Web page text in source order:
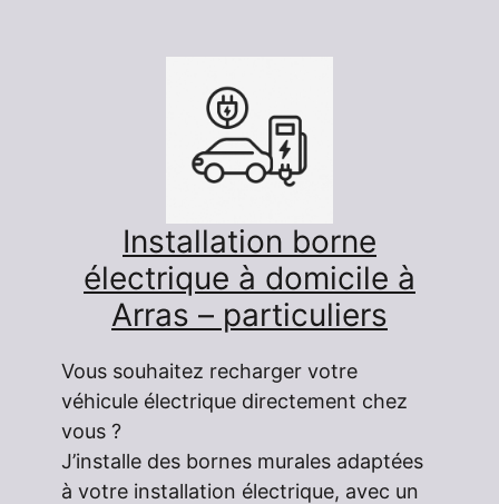
Installation borne
électrique à domicile à
Arras – particuliers
Vous souhaitez recharger votre
véhicule électrique directement chez
vous ?
J’installe des bornes murales adaptées
à votre installation électrique, avec un